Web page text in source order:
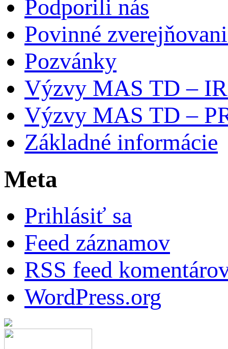
Podporili nás
Povinné
Pozvánky
Výzvy MAS TD –
Výzvy MAS TD –
Základné informácie
Meta
Prihlásiť sa
Feed záznamov
RSS feed
WordPress.org